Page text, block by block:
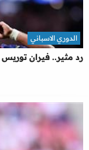
رد مثير.. فيران
الدوري الاسباني